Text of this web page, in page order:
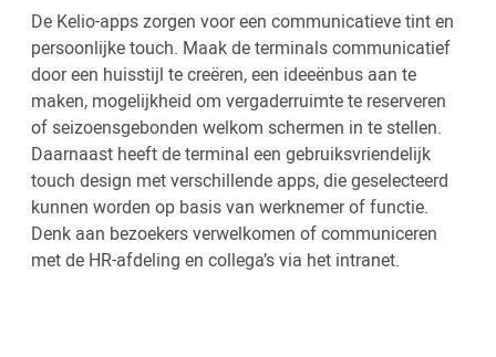
De Kelio-apps zorgen voor een communicatieve tint en
persoonlijke touch. Maak de terminals communicatief
door een huisstijl te creëren, een ideeënbus aan te
maken, mogelijkheid om vergaderruimte te reserveren
of seizoensgebonden welkom schermen in te stellen.
Daarnaast heeft de terminal een gebruiksvriendelijk
touch design met verschillende apps, die geselecteerd
kunnen worden op basis van werknemer of functie.
Denk aan bezoekers verwelkomen of communiceren
met de HR-afdeling en collega’s via het intranet.